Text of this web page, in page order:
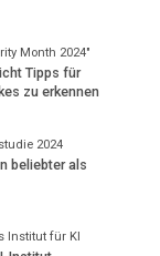
Month 2024"
Tipps für
zu erkennen
2024
beliebter als
Institut für KI